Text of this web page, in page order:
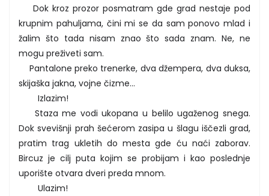
Dok kroz prozor posmatram gde grad nestaje pod
krupnim pahuljama, čini mi se da sam ponovo mlad i
žalim što tada nisam znao što sada znam. Ne, ne
mogu preživeti sam.
Pantalone preko trenerke, dva džempera, dva duksa,
skijaška jakna, vojne čizme...
Izlazim!
Staza me vodi ukopana u belilo ugaženog snega.
Dok svevišnji prah šećerom zasipa u šlagu iščezli grad,
pratim trag ukletih do mesta gde ću naći zaborav.
Bircuz je cilj puta kojim se probijam i kao poslednje
uporište otvara dveri preda mnom.
Ulazim!